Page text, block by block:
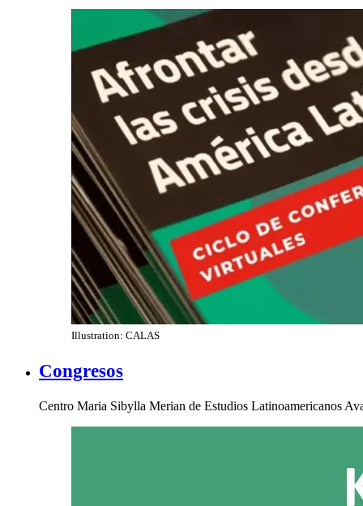
Illustration: CALAS
Congresos
Centro Maria Sibylla Merian de Estudios Latinoamericanos